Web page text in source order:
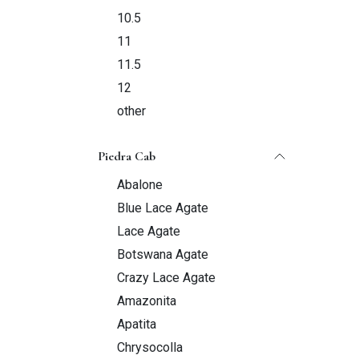
10.5
11
11.5
12
other
Piedra Cab
Abalone
Blue Lace Agate
Lace Agate
Botswana Agate
Crazy Lace Agate
Amazonita
Apatita
Chrysocolla